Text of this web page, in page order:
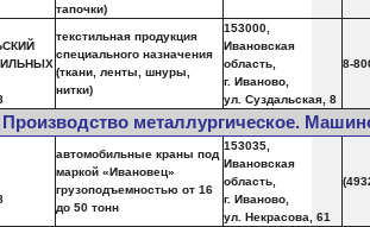
тапочки)
текстильная продукция
специального назначения
(ткани, ленты, шнуры,
нитки)
153000,
Ивановская
область,
г. Иваново,
ул. Суздальская, 8
8-
Производство металлургическое.
автомобильные краны под
маркой «Ивановец»
грузоподъемностью от 16
до 50 тонн
153035,
Ивановская
область,
г. Иваново,
ул. Некрасова, 61